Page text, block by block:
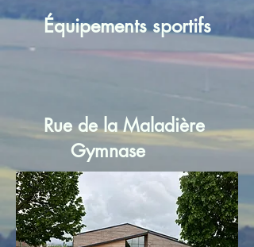
Équipements sportifs
Rue de la Maladière
Gymnase